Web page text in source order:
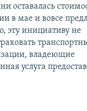
оставалась
в мае и вовсе
эту инициативу не
владеющие
услуга